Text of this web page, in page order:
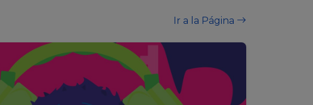
Ir a la Página